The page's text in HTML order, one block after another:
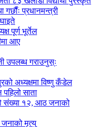
गर्छौंः प्रधानमन्त्री
पूर्ण भूर्तेल
आए
उपलब्ध गराउनुस्ः
अध्यक्षमा विष्णु कँडेल
साता
संख्या १२, आठ जनाको
जनाको मृत्यु